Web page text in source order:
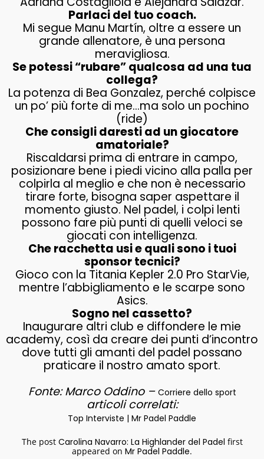
Parlaci del tuo coach.
Mi segue Manu Martín, oltre a essere un
grande allenatore, è una persona
meravigliosa.
Se potessi “rubare” qualcosa ad una tua
collega?
La potenza di Bea Gonzalez, perché colpisce
un po’ più forte di me…ma solo un pochino
(ride)
Che consigli daresti ad un giocatore
amatoriale?
Riscaldarsi prima di entrare in campo,
posizionare bene i piedi vicino alla palla per
colpirla al meglio e che non è necessario
tirare forte, bisogna saper aspettare il
momento giusto. Nel padel, i colpi lenti
possono fare più punti di quelli veloci se
giocati con intelligenza.
Che racchetta usi e quali sono i tuoi
sponsor tecnici?
Gioco con la Titania Kepler 2.0 Pro StarVie,
mentre l’abbigliamento e le scarpe sono
Asics.
Sogno nel cassetto?
Inaugurare altri club e diffondere le mie
academy, così da creare dei punti d’incontro
dove tutti gli amanti del padel possano
praticare il nostro amato sport.
Fonte: Marco Oddino – Corriere dello sport
articoli correlati:
Top Interviste | Mr Padel Paddle
The post Carolina Navarro: La Highlander del Padel first
appeared on Mr Padel Paddle.